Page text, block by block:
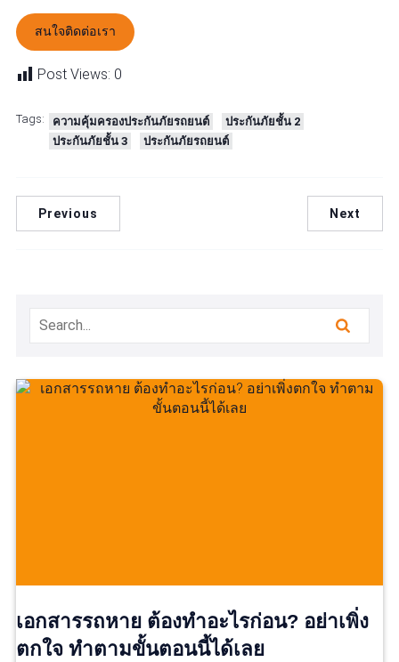
สนใจติดต่อเรา
Post Views: 0
Tags: ความคุ้มครองประกันภัยรถยนต์
ประกันภัยชั้น 2
ประกันภัยชั้น 3
ประกันภัยรถยนต์
Previous Next
เอกสารรถหาย ต้องทำอะไรก่อน? อย่าเพิ่ง
ตกใจ ทำตามขั้นตอนนี้ได้เลย